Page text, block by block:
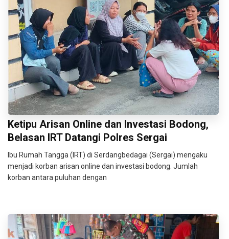
Ketipu Arisan Online dan Investasi Bodong,
Belasan IRT Datangi Polres Sergai
Ibu Rumah Tangga (IRT) di Serdangbedagai (Sergai) mengaku
menjadi korban arisan online dan investasi bodong. Jumlah
korban antara puluhan dengan